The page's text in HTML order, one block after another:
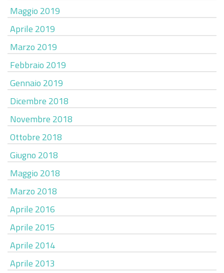
Maggio 2019
Aprile 2019
Marzo 2019
Febbraio 2019
Gennaio 2019
Dicembre 2018
Novembre 2018
Ottobre 2018
Giugno 2018
Maggio 2018
Marzo 2018
Aprile 2016
Aprile 2015
Aprile 2014
Aprile 2013